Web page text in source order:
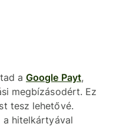
a Google Payt,
megbízásodért. Ez
tesz lehetővé.
a hitelkártyával